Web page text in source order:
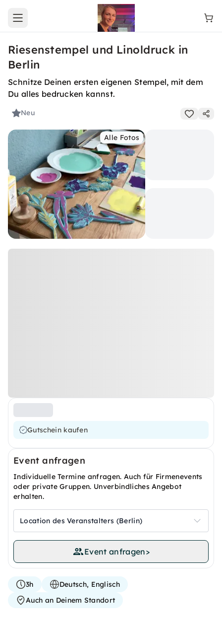
Open main menu
Riesenstempel und Linoldruck in
Berlin
Schnitze Deinen ersten eigenen Stempel, mit dem
Du alles bedrucken kannst.
Neu
Alle Fotos
Gutschein kaufen
Event anfragen
Individuelle Termine anfragen. Auch für Firmenevents
oder private Gruppen. Unverbindliches Angebot
erhalten.
Location des Veranstalters (Berlin)
Event anfragen>
3h
Deutsch, Englisch
Auch an Deinem Standort